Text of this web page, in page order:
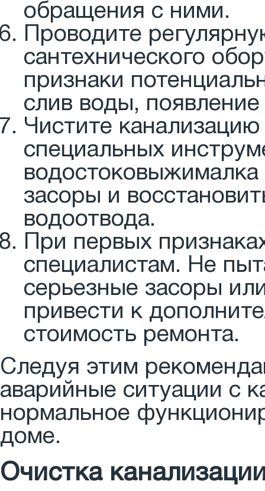
обращения с ними.
Проводите
сантехнического
признаки
слив воды,
Чистите
специальных
засоры и
водоотвода.
При первых
специалистам. Не
серьезные засоры
привести к
стоимость ремонта.
Следуя этим
аварийные ситуации с
нормальное
доме.
Очистка